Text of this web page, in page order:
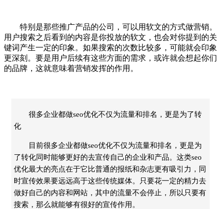
特别是那些推广产品的公司，可以用软文的方式做营销。
用户搜索之后看到的内容是你投放的软文，也会对你提到的关
键词产生一定的印象。如果搜索的次数比较多，可能就会印象
更深刻。要是用户后续有这些方面的需求，或许就会想起你们
的品牌，这就意味着营销发挥的作用。
很多企业都做seo优化不仅为流量和排名，更是为了转
化
目前很多企业都做seo优化不仅为流量和排名，更是为
了转化同时能够更好的去宣传自己的企业和产品。这类seo
优化最大的亮点在于它比普通的报纸和杂志更有吸引力，同
时宣传效果要远远高于这些传统媒体。只要花一定的精力去
做好自己的内容和网站，其中的流量不会停止，所以只要有
搜索，那么就能够有很好的宣传作用。